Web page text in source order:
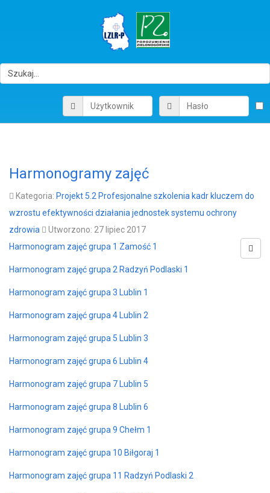
Harmonogramy zajęć
Kategoria: Projekt 5.2 Profesjonalne szkolenia kadr kluczem do
wzrostu efektywności działania jednostek systemu ochrony
zdrowia
Utworzono: 27 lipiec 2017
Harmonogram zajęć grupa 1 Zamość 1
Harmonogram zajęć grupa 2 Radzyń Podlaski 1
Harmonogram zajęć grupa 3 Lublin 1
Harmonogram zajęć grupa 4 Lublin 2
Harmonogram zajęć grupa 5 Lublin 3
Harmonogram zajęć grupa 6 Lublin 4
Harmonogram zajęć grupa 7 Lublin 5
Harmonogram zajęć grupa 8 Lublin 6
Harmonogram zajęć grupa 9 Chełm 1
Harmonogram zajęć grupa 10 Biłgoraj 1
Harmonogram zajęć grupa 11 Radzyń Podlaski 2